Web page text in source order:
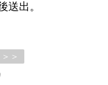
送出。
＞＞